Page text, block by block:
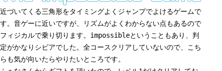
近づいてくる三角形をタイミングよくジャンプでよけるゲームで
す。音ゲーに近いですが、リズムがよくわからない点もあるので
フィジカルで乗り切ります。
impossibleということもあり、判
定がかなりシビアでした。全コースクリアしていないので、こち
らも気が向いたらやりたいところです。